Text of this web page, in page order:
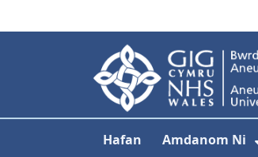
Hafan Amdanom Ni